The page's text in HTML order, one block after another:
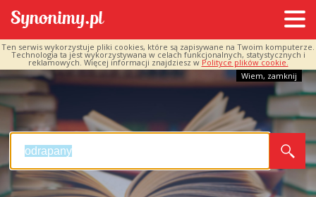
Ten serwis wykorzystuje pliki cookies, które są zapisywane na Twoim komputerze.
Technologia ta jest wykorzystywana w celach funkcjonalnych, statystycznych i
reklamowych. Więcej informacji znajdziesz w Polityce plików cookie.
Wiem, zamknij